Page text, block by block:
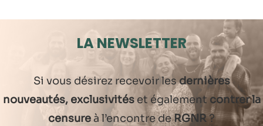
LA NEWSLETTER
Si vous désirez recevoir lesdernières
nouveautés, exclusivitéset également contrer la
censureà l’encontre deRGNR?